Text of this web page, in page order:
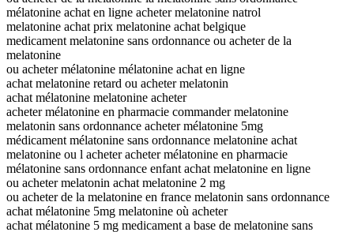
mélatonine achat en ligne acheter melatonine natrol
melatonine achat prix melatonine achat belgique
medicament melatonine sans ordonnance ou acheter de la
melatonine
ou acheter mélatonine mélatonine achat en ligne
achat melatonine retard ou acheter melatonin
achat mélatonine melatonine acheter
acheter mélatonine en pharmacie commander melatonine
melatonin sans ordonnance acheter mélatonine 5mg
médicament mélatonine sans ordonnance melatonine achat
melatonine ou l acheter acheter mélatonine en pharmacie
mélatonine sans ordonnance enfant achat melatonine en ligne
ou acheter melatonin achat melatonine 2 mg
ou acheter de la melatonine en france melatonin sans ordonnance
achat mélatonine 5mg melatonine où acheter
achat mélatonine 5 mg medicament a base de melatonine sans